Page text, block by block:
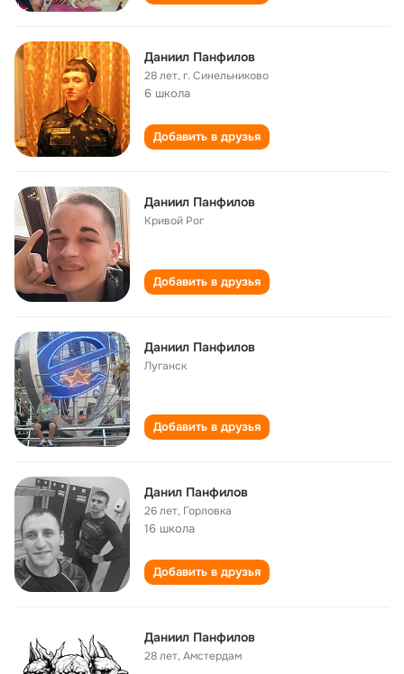
Даниил Панфилов
28 лет,г. Синельниково
6 школа
Добавить в друзья
Даниил Панфилов
Кривой Рог
Добавить в друзья
Даниил Панфилов
Луганск
Добавить в друзья
Данил Панфилов
26 лет, Горловка
16 школа
Добавить в друзья
Даниил Панфилов
28 лет,Амстердам